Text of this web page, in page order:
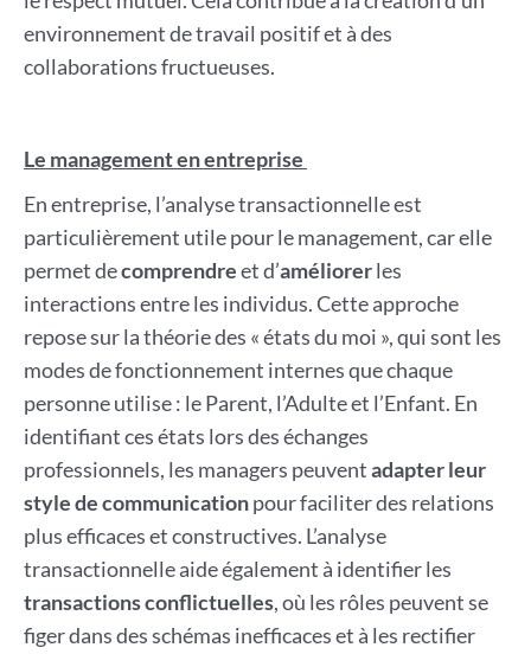
environnement de travail positif et à des
collaborations fructueuses.
Le management en entreprise
En entreprise, l’analyse transactionnelle est
particulièrement utile pour le management, car elle
permet decomprendreet d’améliorerles
interactions entre les individus. Cette approche
repose sur la théorie des « états du moi », qui sont les
modes de fonctionnement internes que chaque
personne utilise : le Parent, l’Adulte et l’Enfant. En
identifiant ces états lors des échanges
professionnels, les managers peuventadapter leur
style de communicationpour faciliter des relations
plus efficaces et constructives. L’analyse
transactionnelle aide également à identifier les
transactions conflictuelles, où les rôles peuvent se
figer dans des schémas inefficaces et à les rectifier